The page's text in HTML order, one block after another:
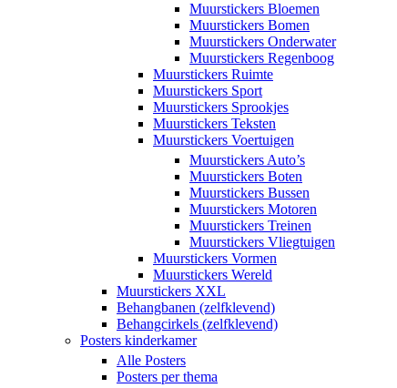
Muurstickers Bloemen
Muurstickers Bomen
Muurstickers Onderwater
Muurstickers Regenboog
Muurstickers Ruimte
Muurstickers Sport
Muurstickers Sprookjes
Muurstickers Teksten
Muurstickers Voertuigen
Muurstickers Auto’s
Muurstickers Boten
Muurstickers Bussen
Muurstickers Motoren
Muurstickers Treinen
Muurstickers Vliegtuigen
Muurstickers Vormen
Muurstickers Wereld
Muurstickers XXL
Behangbanen (zelfklevend)
Behangcirkels (zelfklevend)
Posters kinderkamer
Alle Posters
Posters per thema